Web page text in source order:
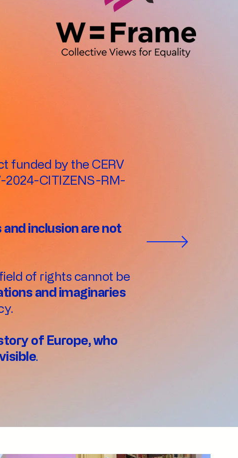
funded by the CERV
2024-CITIZENS-RM-
inclusion are not
of rights cannot be
and imaginaries
of Europe, who
.